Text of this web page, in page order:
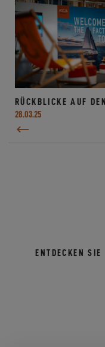
RÜCKBLICKE AUF
28.03.25
ENTDECKEN